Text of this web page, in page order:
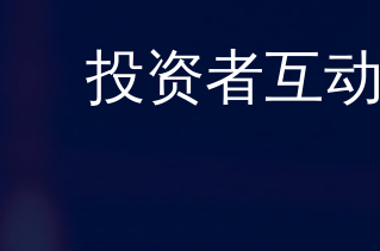
投资者互动